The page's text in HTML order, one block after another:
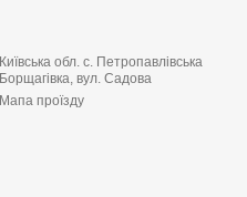
Київська обл. с. Петропавлівська
Борщагівка, вул. Садова
Мапа проїзду